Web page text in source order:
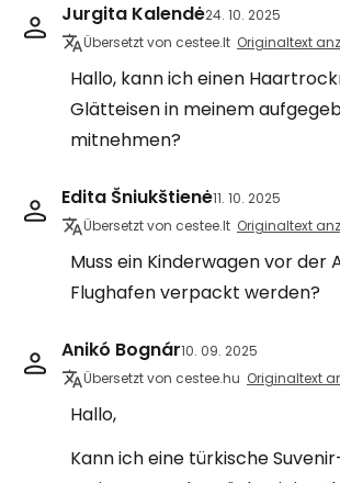
Jurgita Kalendė24. 10. 2025
Übersetzt von cestee.lt Originaltext
Hallo, kann ich einen
Glätteisen in meinem
mitnehmen?
Edita Šniukštienė11. 10. 2025
Übersetzt von cestee.lt Originaltext
Muss ein Kinderwagen vor der
Flughafen verpackt werden?
Anikó Bognár10. 09. 2025
Übersetzt von cestee.hu Originaltext
Hallo,
Kann ich eine türkische